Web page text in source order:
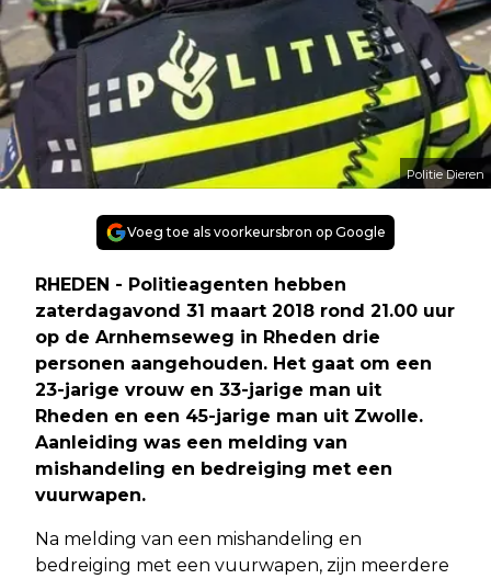
Politie Dieren
Voeg toe als voorkeursbron op Google
RHEDEN - Politieagenten hebben
zaterdagavond 31 maart 2018 rond 21.00 uur
op de Arnhemseweg in Rheden drie
personen aangehouden. Het gaat om een
23-jarige vrouw en 33-jarige man uit
Rheden en een 45-jarige man uit Zwolle.
Aanleiding was een melding van
mishandeling en bedreiging met een
vuurwapen.
Na melding van een mishandeling en
bedreiging met een vuurwapen, zijn meerdere